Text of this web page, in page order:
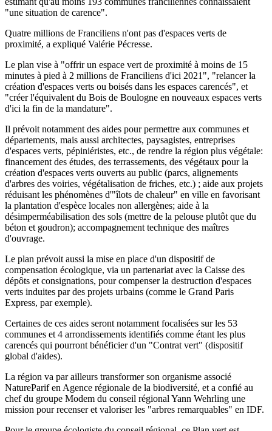
"une situation de carence".
Quatre millions de Franciliens n'ont pas d'espaces verts de
proximité, a expliqué Valérie Pécresse.
Le plan vise à "offrir un espace vert de proximité à moins de 15
minutes à pied à 2 millions de Franciliens d'ici 2021", "relancer la
création d'espaces verts ou boisés dans les espaces carencés", et
"créer l'équivalent du Bois de Boulogne en nouveaux espaces verts
d'ici la fin de la mandature".
Il prévoit notamment des aides pour permettre aux communes et
départements, mais aussi architectes, paysagistes, entreprises
d'espaces verts, pépiniéristes, etc., de rendre la région plus végétale:
financement des études, des terrassements, des végétaux pour la
création d'espaces verts ouverts au public (parcs, alignements
d'arbres des voiries, végétalisation de friches, etc.) ; aide aux projets
réduisant les phénomènes d'"îlots de chaleur" en ville en favorisant
la plantation d'espèce locales non allergènes; aide à la
désimperméabilisation des sols (mettre de la pelouse plutôt que du
béton et goudron); accompagnement technique des maîtres
d'ouvrage.
Le plan prévoit aussi la mise en place d'un dispositif de
compensation écologique, via un partenariat avec la Caisse des
dépôts et consignations, pour compenser la destruction d'espaces
verts induites par des projets urbains (comme le Grand Paris
Express, par exemple).
Certaines de ces aides seront notamment focalisées sur les 53
communes et 4 arrondissements identifiés comme étant les plus
carencés qui pourront bénéficier d'un "Contrat vert" (dispositif
global d'aides).
La région va par ailleurs transformer son organisme associé
NatureParif en Agence régionale de la biodiversité, et a confié au
chef du groupe Modem du conseil régional Yann Wehrling une
mission pour recenser et valoriser les "arbres remarquables" en IDF.